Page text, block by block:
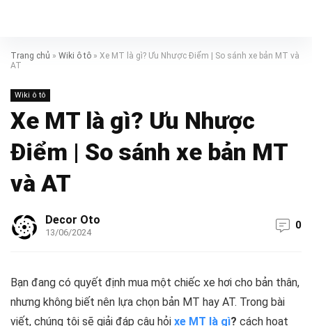
Trang chủ » Wiki ô tô » Xe MT là gì? Ưu Nhược Điểm | So sánh xe bản MT và
AT
Wiki ô tô
Xe MT là gì? Ưu Nhược
Điểm | So sánh xe bản MT
và AT
Decor Oto
13/06/2024
0
Bạn đang có quyết định mua một chiếc xe hơi cho bản thân,
nhưng không biết nên lựa chọn bản MT hay AT. Trong bài
viết, chúng tôi sẽ giải đáp câu hỏi xe MT là gì? cách hoạt